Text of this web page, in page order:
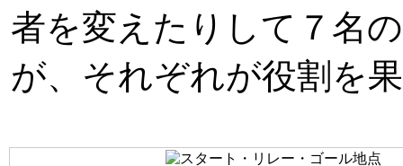
者を変えたりして７名
が、それぞれが役割を